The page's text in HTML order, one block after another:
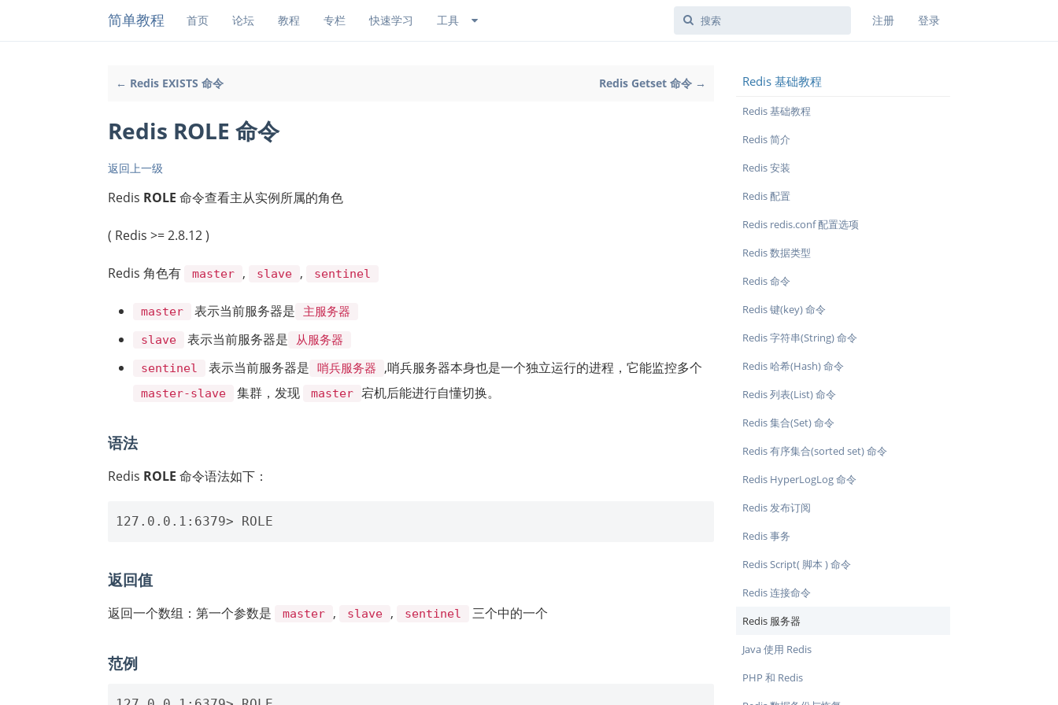
简单教程 首页 论坛 教程 专栏 快速学习 工具 注册 登录
← Redis EXISTS 命令 Redis Getset 命令 →
Redis ROLE 命令
返回上一级
Redis ROLE 命令查看主从实例所属的角色
( Redis >= 2.8.12 )
Redis 角色有 master , slave , sentinel
master 表示当前服务器是
主服务器
slave
表示当前服务器是
从服务器
sentinel
表示当前服务器是 哨兵服务器 ,哨兵服务器本身也是一个独立运行的进程，它能监控多个
master-slave 集群，发现 master 宕机后能进行自懂切换。
语法
Redis ROLE 命令语法如下：
返回值
返回一个数组：第一个参数是 master , slave , sentinel 三个中的一个
范例
Redis 基础教程
Redis 基础教程
Redis 简介
Redis 安装
Redis 配置
Redis redis.conf 配置选项
Redis 数据类型
Redis 命令
Redis 键(key) 命令
Redis 字符串(String) 命令
Redis 哈希(Hash) 命令
Redis 列表(List) 命令
Redis 集合(Set) 命令
Redis 有序集合(sorted set) 命令
Redis HyperLogLog 命令
Redis 发布订阅
Redis 事务
Redis Script( 脚本 ) 命令
Redis 连接命令
Redis 服务器
Java 使用 Redis
PHP 和 Redis